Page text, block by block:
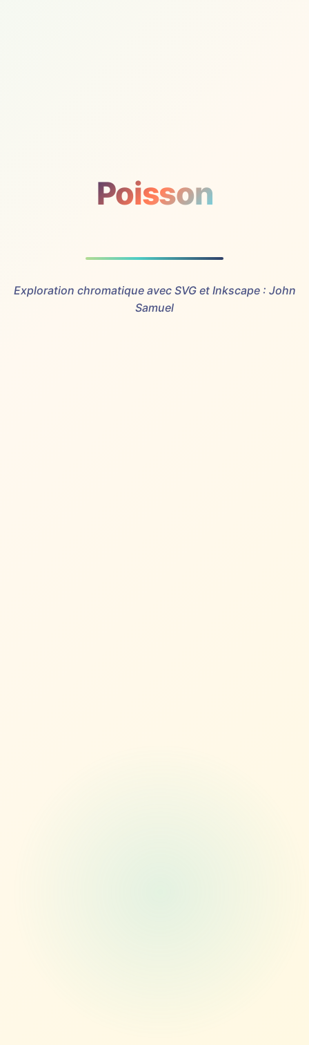
Poisson
Exploration chromatique avec SVG et Inkscape : John
Samuel